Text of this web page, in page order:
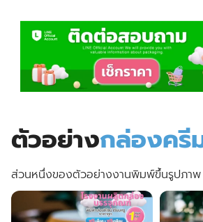
ตัวอย่างกล่องครี
ส่วนหนึ่งของตัวอย่างงานพิมพ์ขึ้นรูปภา